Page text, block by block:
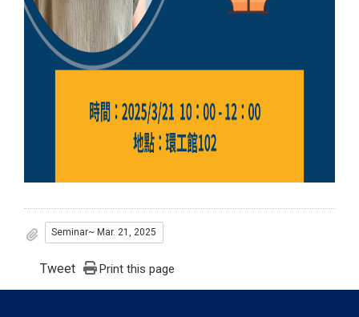
Seminar~ Mar. 21, 2025
Tweet Print this page